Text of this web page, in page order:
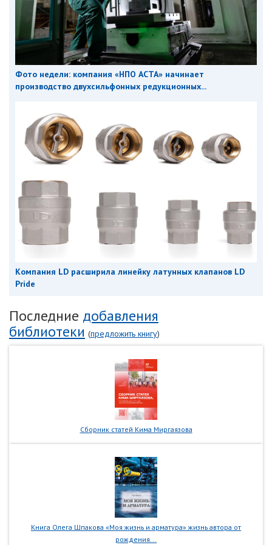
Фото недели: компания «НПО АСТА» начинает
производство двухсильфонных редукционных...
Компания LD расширила линейку латунных клапанов LD
Pride
Последние добавления
библиотеки (предложить книгу)
Сборник статей Кима Миргаязова
Книга Олега Шпакова «Моя жизнь и арматура» жизнь автора от
рождения...